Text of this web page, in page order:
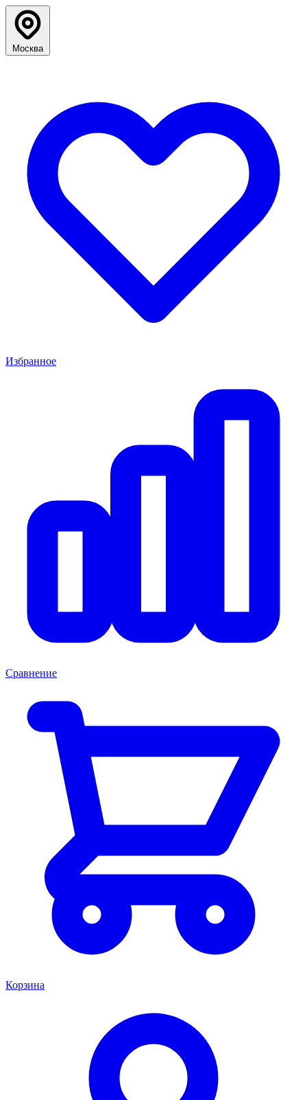
Москва
Избранное
Сравнение
Корзина